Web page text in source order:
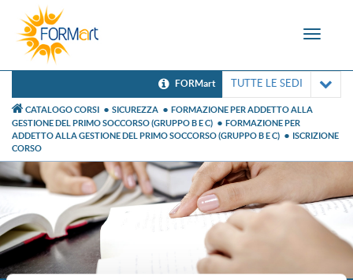
Toggle
FORMart TUTTE LE SEDI
CATALOGO CORSI SICUREZZA
FORMAZIONE PER ADDETTO ALLA
GESTIONE DEL PRIMO SOCCORSO (GRUPPO B E C)
FORMAZIONE PER
ADDETTO ALLA GESTIONE DEL PRIMO SOCCORSO (GRUPPO B E C)
ISCRIZIONE
CORSO